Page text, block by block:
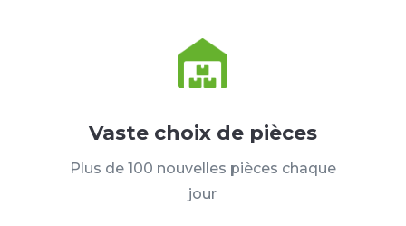
Vaste choix de pièces
Plus de 100 nouvelles pièces chaque
jour